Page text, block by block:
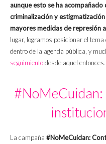
aunque esto se ha
criminalización y
mayores medidas de represión
lugar, logramos posicionar el
dentro de la agenda pública, y
seguimientodesde aquel entonces.
#NoMeCuidan:
La campaña #NoMeCuidan: